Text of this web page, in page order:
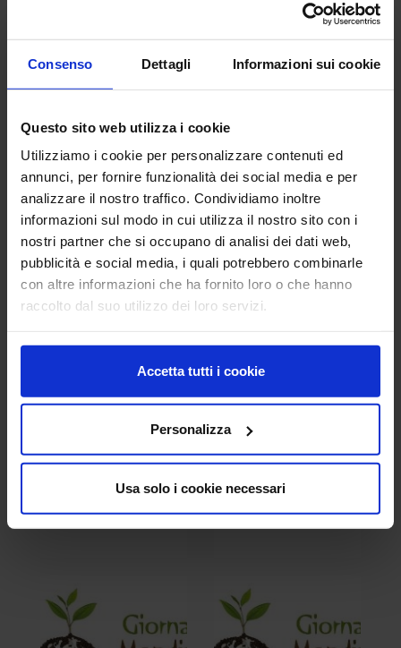
Consenso Dettagli Informazioni sui cookie
Questo sito web utilizza i cookie
Utilizziamo i cookie per personalizzare contenuti ed
annunci, per fornire funzionalità dei social media e per
analizzare il nostro traffico. Condividiamo inoltre
informazioni sul modo in cui utilizza il nostro sito con i
nostri partner che si occupano di analisi dei dati web,
pubblicità e social media, i quali potrebbero combinarle
con altre informazioni che ha fornito loro o che hanno
raccolto dal suo utilizzo dei loro servizi.
Accetta tutti i cookie
Personalizza
Usa solo i cookie necessari
giaggiolo.jpg
Giornata informativa PSR Campania 2014-2020_CREA CI.jpg Giornata_mondiale_del_suolo (1).jpg